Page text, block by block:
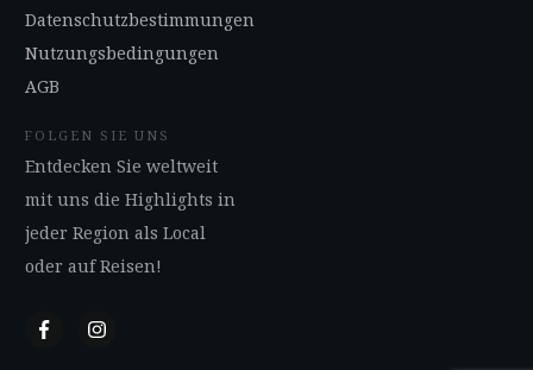
Datenschutzbestimmungen
Nutzungsbedingungen
AGB
FOLGEN SIE UNS
Entdecken Sie weltweit
mit uns die Highlights in
jeder Region als Local
oder auf Reisen!